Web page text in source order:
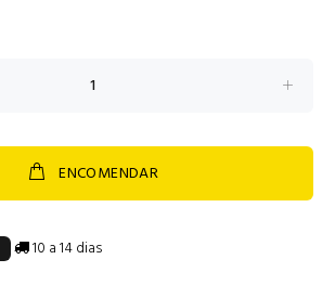
ENCOMENDAR
10 a 14 dias